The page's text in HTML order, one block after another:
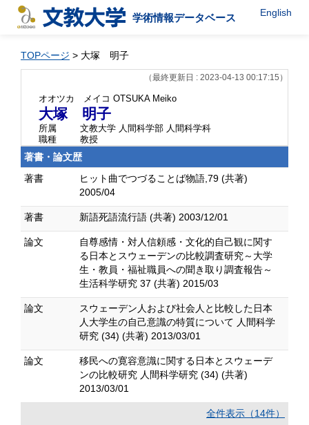
学術情報データベース English
TOPページ > 大塚 明子
（最終更新日 : 2023-04-13 00:17:15）
オオツカ メイコ OTSUKA Meiko
大塚 明子
所属
文教大学 人間科学部 人間科学科
職種
教授
著書・論文歴
著書
ヒット曲でつづることば物語,79 (共著)
2005/04
著書 新語死語流行語 (共著) 2003/12/01
論文
自尊感情・対人信頼感・文化的自己観に関す
る日本とスウェーデンの比較調査研究～大学
生・教員・福祉職員への聞き取り調査報告～
生活科学研究 37 (共著) 2015/03
論文
スウェーデン人および社会人と比較した日本
人大学生の自己意識の特質について 人間科学
研究 (34) (共著) 2013/03/01
論文
移民への寛容意識に関する日本とスウェーデ
ンの比較研究 人間科学研究 (34) (共著)
2013/03/01
全件表示（14件）